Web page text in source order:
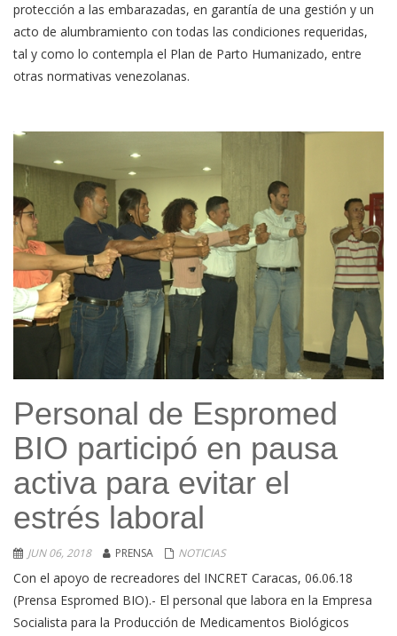
protección a las embarazadas, en garantía de una gestión y un
acto de alumbramiento con todas las condiciones requeridas,
tal y como lo contempla el Plan de Parto Humanizado, entre
otras normativas venezolanas.
Personal de Espromed
BIO participó en pausa
activa para evitar el
estrés laboral
JUN 06, 2018 PRENSA NOTICIAS
Con el apoyo de recreadores del INCRET Caracas, 06.06.18
(Prensa Espromed BIO).- El personal que labora en la Empresa
Socialista para la Producción de Medicamentos Biológicos